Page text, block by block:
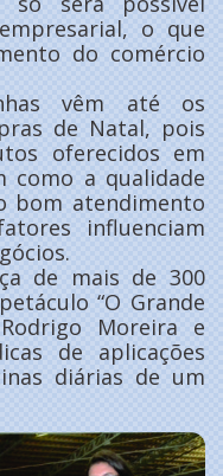
o que
do comércio
vêm até os
de Natal, pois
oferecidos em
como a qualidade
bom atendimento
influenciam
de mais de 300
“O Grande
Moreira e
de aplicações
diárias de um